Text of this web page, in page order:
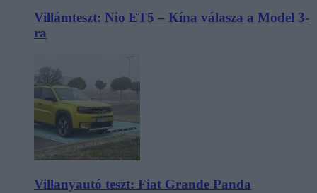
Villámteszt: Nio ET5 – Kína válasza a Model 3-
ra
Villanyautó teszt: Fiat Grande Panda